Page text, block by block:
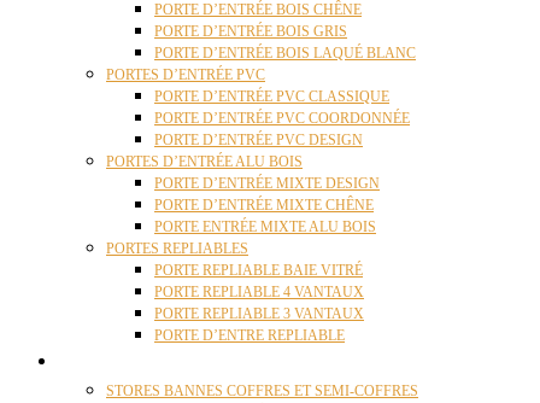
PORTE D’ENTRÉE BOIS CHÊNE
PORTE D’ENTRÉE BOIS GRIS
PORTE D’ENTRÉE BOIS LAQUÉ BLANC
PORTES D’ENTRÉE PVC
PORTE D’ENTRÉE PVC CLASSIQUE
PORTE D’ENTRÉE PVC COORDONNÉE
PORTE D’ENTRÉE PVC DESIGN
PORTES D’ENTRÉE ALU BOIS
PORTE D’ENTRÉE MIXTE DESIGN
PORTE D’ENTRÉE MIXTE CHÊNE
PORTE ENTRÉE MIXTE ALU BOIS
PORTES REPLIABLES
PORTE REPLIABLE BAIE VITRÉ
PORTE REPLIABLE 4 VANTAUX
PORTE REPLIABLE 3 VANTAUX
PORTE D’ENTRE REPLIABLE
STORES BANNES COFFRES ET SEMI-COFFRES